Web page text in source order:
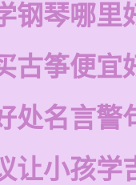
钢琴哪里
古筝便宜
处名言警
让小孩学